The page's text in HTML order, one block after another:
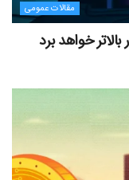
مقالات عمومی
خواهد برد